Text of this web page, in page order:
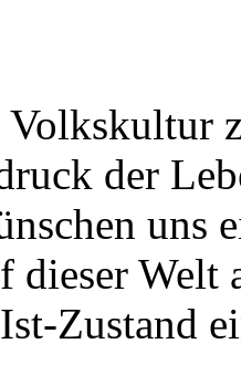
Volkskultur
der
uns
dieser
Zustand